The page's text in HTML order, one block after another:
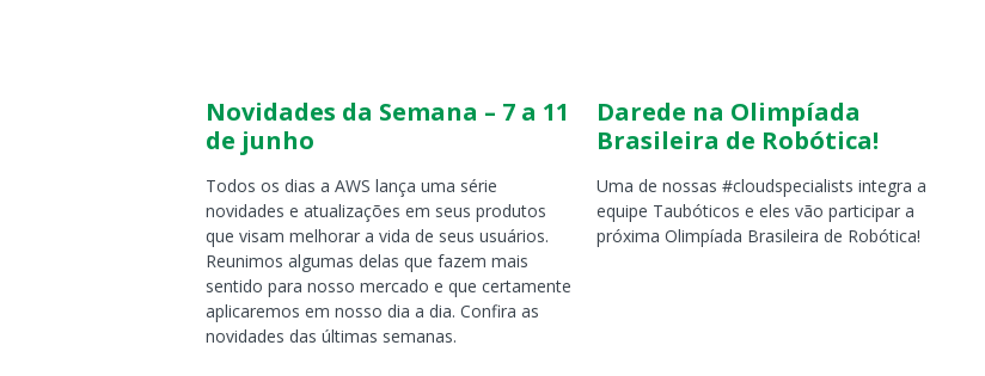
Novidades da Semana – 7 a 11
de junho
Todos os dias a AWS lança uma série
novidades e atualizações em seus produtos
que visam melhorar a vida de seus usuários.
Reunimos algumas delas que fazem mais
sentido para nosso mercado e que certamente
aplicaremos em nosso dia a dia. Confira as
novidades das últimas semanas.
Darede na Olimpíada
Brasileira de Robótica!
Uma de nossas #cloudspecialists integra a
equipe Taubóticos e eles vão participar a
próxima Olimpíada Brasileira de Robótica!